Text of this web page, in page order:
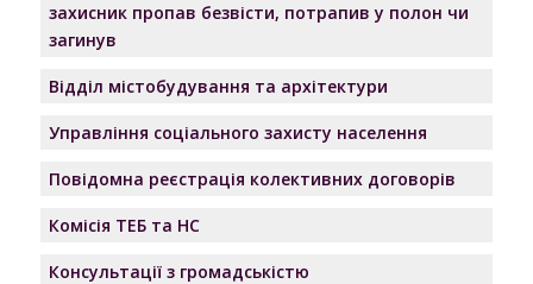
захисник пропав безвісти, потрапив у полон чи
загинув
Відділ містобудування та архітектури
Управління соціального захисту населення
Повідомна реєстрація колективних договорів
Комісія ТЕБ та НС
Консультації з громадськістю